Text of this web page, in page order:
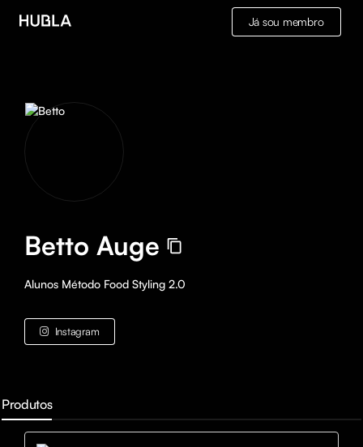
Já sou membro
Betto Auge
Alunos Método Food Styling 2.0
Instagram
Produtos